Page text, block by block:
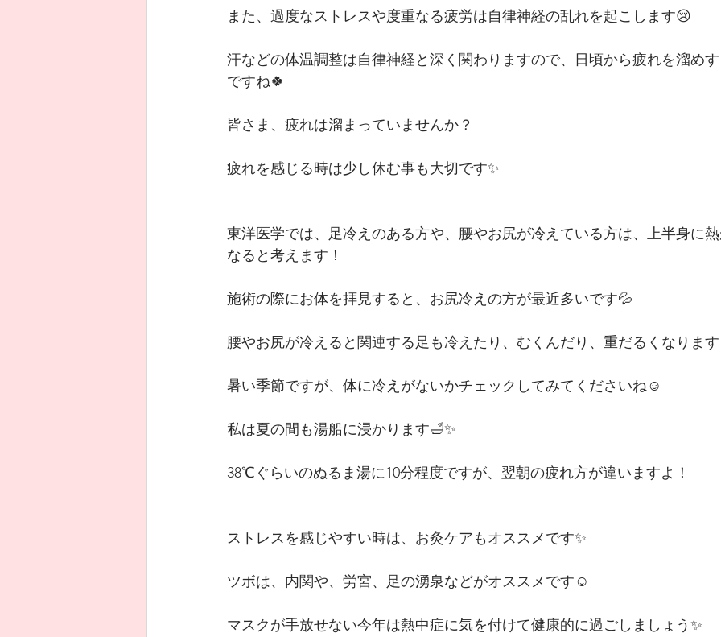
また、過度なストレスや度重なる疲労は自律神経の乱れを起こします😢
汗などの体温調整は自律神経と深く関わりますので、日頃から疲れを溜め
ですね🍀
皆さま、疲れは溜まっていませんか？
疲れを感じる時は少し休む事も大切です✨
東洋医学では、足冷えのある方や、腰やお尻が冷えている方は、上半身に
なると考えます！
施術の際にお体を拝見すると、お尻冷えの方が最近多いです💦
腰やお尻が冷えると関連する足も冷えたり、むくんだり、重だるくなりま
暑い季節ですが、体に冷えがないかチェックしてみてくださいね☺️
私は夏の間も湯船に浸かります🛁✨
38℃ぐらいのぬるま湯に10分程度ですが、翌朝の疲れ方が違いますよ！
ストレスを感じやすい時は、お灸ケアもオススメです✨
ツボは、内関や、労宮、足の湧泉などがオススメです☺️
マスクが手放せない今年は熱中症に気を付けて健康的に過ごしましょう✨